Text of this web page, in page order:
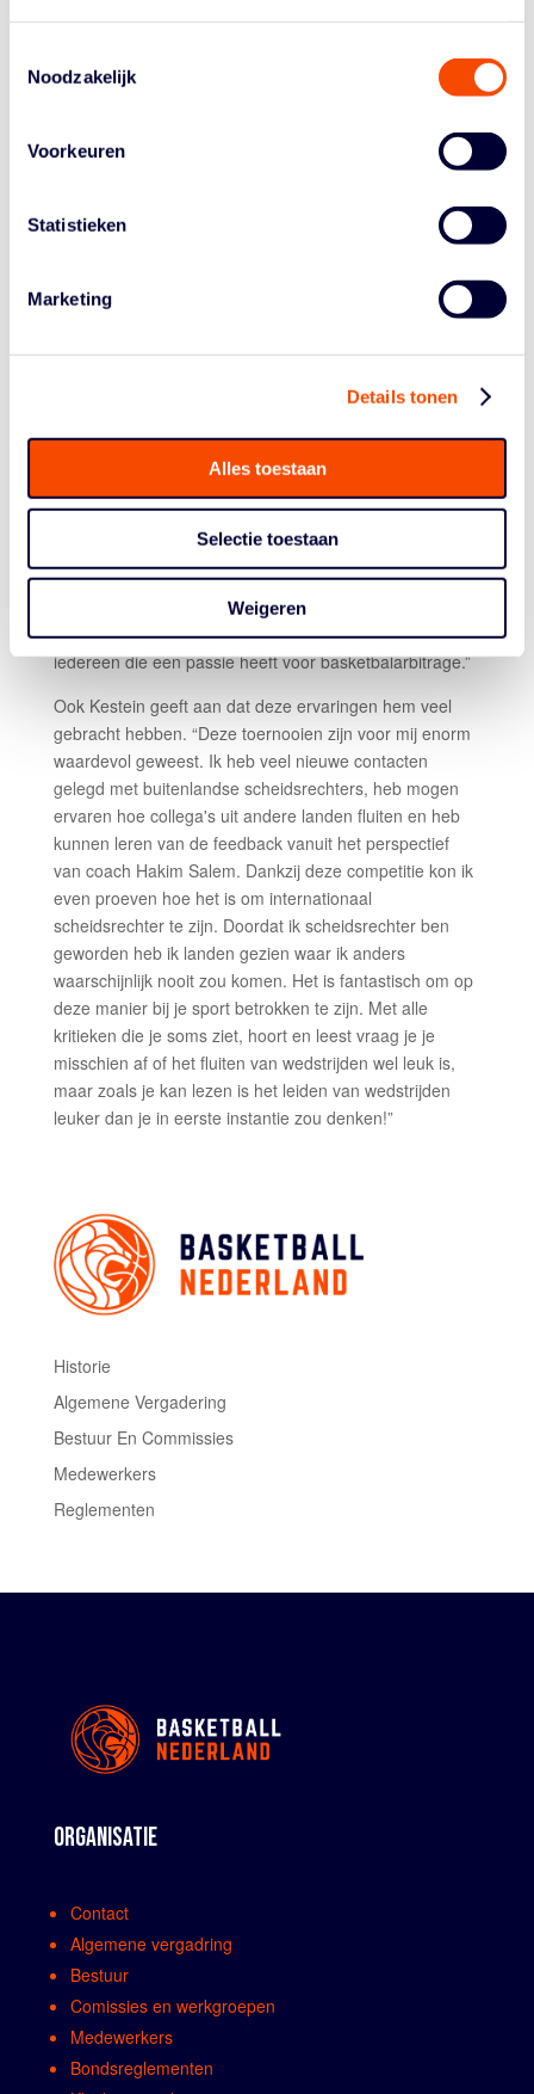
Noodzakelijk
Voorkeuren
Statistieken
Marketing
Details tonen
Alles toestaan
Selectie toestaan
Weigeren
worden voor de kwartfinales. Ik heb een bijzonder
intense wedstrijd gefloten tussen de Orange Lions en
de eerste kwartfinale een achterstand had opgelopen,
zat deze tweede wedstrijd vol met emotie en vechtlust.
Hierdoor was het een hele aantrekkelijke wedstrijd om te
fluiten. Nederland verloor uiteindelijk met twee punten.”
Beiden geven aan veel geleerd te hebben tijdens hun
reizen door Europa. “Als scheidsrechter is het enorm
(internationale) basketbaltoernooien en basketbalclinics
voor scheidsrechters”, aldus Witvliet. “Zelf ben ik de
onder andere in Zweden, België en Duitsland.
Daarnaast heb ik voor de EWBL en EGBL ook in
Litouwen, Letland, Wit-Rusland en Rusland gefloten. Dit
meeneem in mijn handelen als scheidsrechter in
Nederland. Het leuke van het fluiten de laatste jaren is
voor mij de groeiende ambiance waarin ik mag acteren,
zowel nationaal als internationaal. Die ervaring gun ik
iedereen die een passie heeft voor basketbalarbitrage.”
Ook Kestein geeft aan dat deze ervaringen hem veel
gebracht hebben. “Deze toernooien zijn voor mij enorm
waardevol geweest. Ik heb veel nieuwe contacten
gelegd met buitenlandse scheidsrechters, heb mogen
ervaren hoe collega's uit andere landen fluiten en heb
kunnen leren van de feedback vanuit het perspectief
van coach Hakim Salem. Dankzij deze competitie kon ik
even proeven hoe het is om internationaal
scheidsrechter te zijn. Doordat ik scheidsrechter ben
geworden heb ik landen gezien waar ik anders
waarschijnlijk nooit zou komen. Het is fantastisch om op
deze manier bij je sport betrokken te zijn. Met alle
kritieken die je soms ziet, hoort en leest vraag je je
misschien af of het fluiten van wedstrijden wel leuk is,
maar zoals je kan lezen is het leiden van wedstrijden
leuker dan je in eerste instantie zou denken!”
Historie
Algemene Vergadering
Bestuur En Commissies
Medewerkers
Reglementen
ORGANISATIE
Contact
Algemene vergadring
Bestuur
Comissies en werkgroepen
Medewerkers
Bondsreglementen